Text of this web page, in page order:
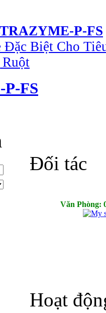
P-FS
Đặc Biệt Cho
FS
Đối tác
Văn Phòng:
Hoạt